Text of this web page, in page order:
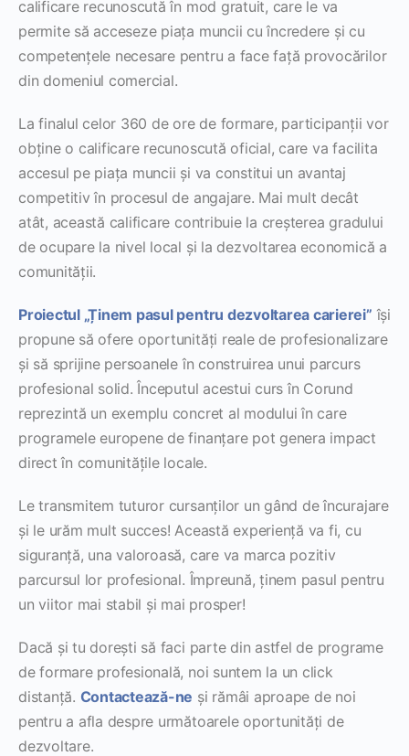
calificare recunoscută în mod gratuit, care le va
permite să acceseze piața muncii cu încredere și cu
competențele necesare pentru a face față provocărilor
din domeniul comercial.
La finalul celor 360 de ore de formare, participanții vor
obține o calificare recunoscută oficial, care va facilita
accesul pe piața muncii și va constitui un avantaj
competitiv în procesul de angajare. Mai mult decât
atât, această calificare contribuie la creșterea gradului
de ocupare la nivel local și la dezvoltarea economică a
comunității.
Proiectul „Ținem pasul pentru dezvoltarea carierei” își
propune să ofere oportunități reale de profesionalizare
și să sprijine persoanele în construirea unui parcurs
profesional solid. Începutul acestui curs în Corund
reprezintă un exemplu concret al modului în care
programele europene de finanțare pot genera impact
direct în comunitățile locale.
Le transmitem tuturor cursanților un gând de încurajare
și le urăm mult succes! Această experiență va fi, cu
siguranță, una valoroasă, care va marca pozitiv
parcursul lor profesional. Împreună, ținem pasul pentru
un viitor mai stabil și mai prosper!
Dacă și tu dorești să faci parte din astfel de programe
de formare profesională, noi suntem la un click
distanță. Contactează-ne și rămâi aproape de noi
pentru a afla despre următoarele oportunități de
dezvoltare.